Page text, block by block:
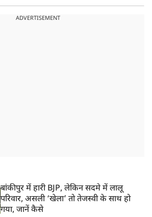
ADVERTISEMENT
बांकीपुर में हारी BJP, लेकिन सदमे में लालू
परिवार, असली ‘खेला’ तो तेजस्वी के साथ हो
गया, जानें कैसे